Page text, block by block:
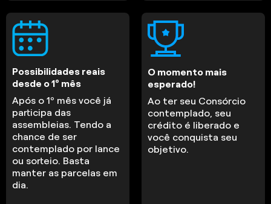
Possibilidades reais
desde o 1º mês
Após o 1º mês você já
participa das
assembleias. Tendo a
chance de ser
contemplado por lance
ou sorteio. Basta
manter as parcelas em
dia.
O momento mais
esperado!
Ao ter seu Consórcio
contemplado, seu
crédito é liberado e
você conquista seu
objetivo.